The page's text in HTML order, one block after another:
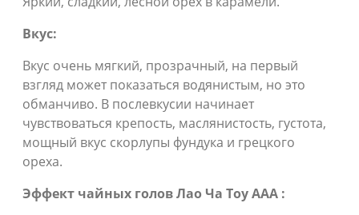
Вкус:
Вкус очень мягкий, прозрачный, на первый
взгляд может показаться водянистым, но это
обманчиво. В послевкусии начинает
чувствоваться крепость, маслянистость, густота,
мощный вкус скорлупы фундука и грецкого
ореха.
Эффект чайных голов Лао Ча Тоу AAA :